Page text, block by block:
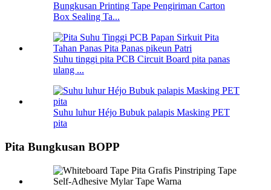
Bungkusan Printing Tape Pengiriman Carton
Box Sealing Ta...
Suhu tinggi pita PCB Circuit Board pita panas
ulang ...
Suhu luhur Héjo Bubuk palapis Masking PET
pita
Pita Bungkusan BOPP